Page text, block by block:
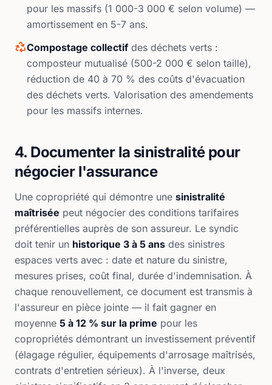
pour les massifs (1 000-3 000 € selon volume) —
amortissement en 5-7 ans.
Compostage collectifdes déchets verts :
composteur mutualisé (500-2 000 € selon taille),
réduction de 40 à 70 % des coûts d'évacuation
des déchets verts. Valorisation des amendements
pour les massifs internes.
4. Documenter la sinistralité pour
négocier l'assurance
Une copropriété qui démontre une sinistralité
maîtrisée peut négocier des conditions tarifaires
préférentielles auprès de son assureur. Le syndic
doit tenir un historique 3 à 5 ans des sinistres
espaces verts avec : date et nature du sinistre,
mesures prises, coût final, durée d'indemnisation. À
chaque renouvellement, ce document est transmis à
l'assureur en pièce jointe — il fait gagner en
moyenne 5 à 12 % sur la prime pour les
copropriétés démontrant un investissement préventif
(élagage régulier, équipements d'arrosage maîtrisés,
contrats d'entretien sérieux). À l'inverse, deux